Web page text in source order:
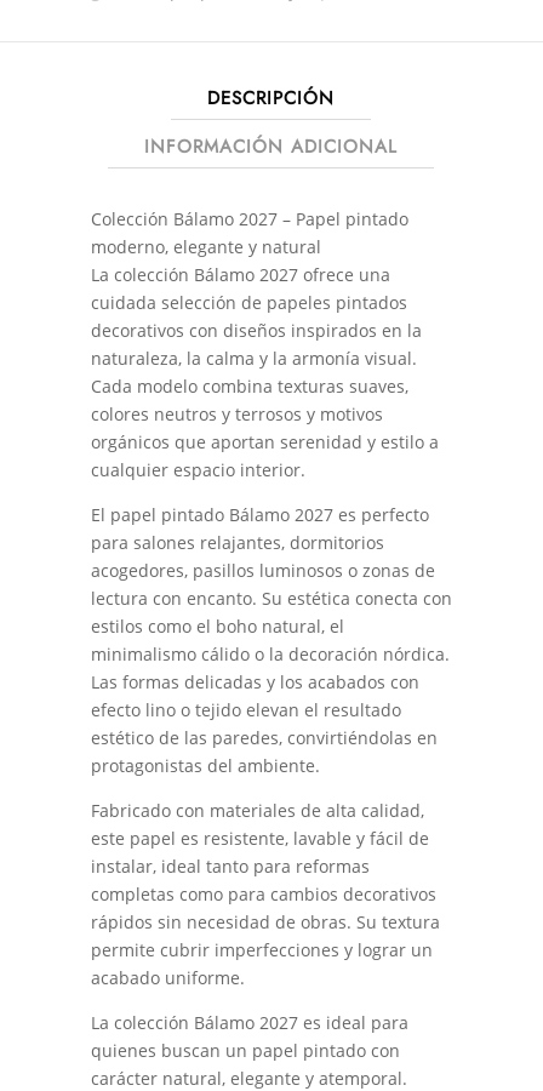
DESCRIPCIÓN
INFORMACIÓN ADICIONAL
Colección Bálamo 2027 – Papel pintado
moderno, elegante y natural
La colección Bálamo 2027 ofrece una
cuidada selección de papeles pintados
decorativos con diseños inspirados en la
naturaleza, la calma y la armonía visual.
Cada modelo combina texturas suaves,
colores neutros y terrosos y motivos
orgánicos que aportan serenidad y estilo a
cualquier espacio interior.
El papel pintado Bálamo 2027 es perfecto
para salones relajantes, dormitorios
acogedores, pasillos luminosos o zonas de
lectura con encanto. Su estética conecta con
estilos como el boho natural, el
minimalismo cálido o la decoración nórdica.
Las formas delicadas y los acabados con
efecto lino o tejido elevan el resultado
estético de las paredes, convirtiéndolas en
protagonistas del ambiente.
Fabricado con materiales de alta calidad,
este papel es resistente, lavable y fácil de
instalar, ideal tanto para reformas
completas como para cambios decorativos
rápidos sin necesidad de obras. Su textura
permite cubrir imperfecciones y lograr un
acabado uniforme.
La colección Bálamo 2027 es ideal para
quienes buscan un papel pintado con
carácter natural, elegante y atemporal.